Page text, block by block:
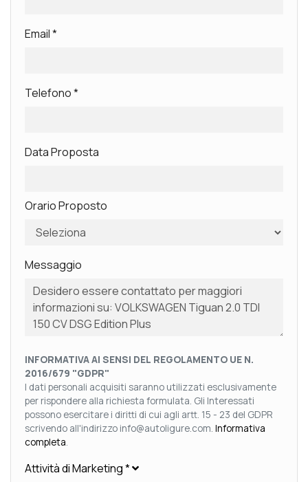
Email*
Telefono*
Data Proposta
Orario Proposto
Messaggio
INFORMATIVA AI SENSI DEL REGOLAMENTO UE N.
2016/679 "GDPR"
I dati personali acquisiti saranno utilizzati esclusivamente
per rispondere alla richiesta formulata. Gli Interessati
possono esercitare i diritti di cui agli artt. 15 - 23 del GDPR
scrivendo all'indirizzo info@autoligure.com. Informativa
completa.
Attività di Marketing*